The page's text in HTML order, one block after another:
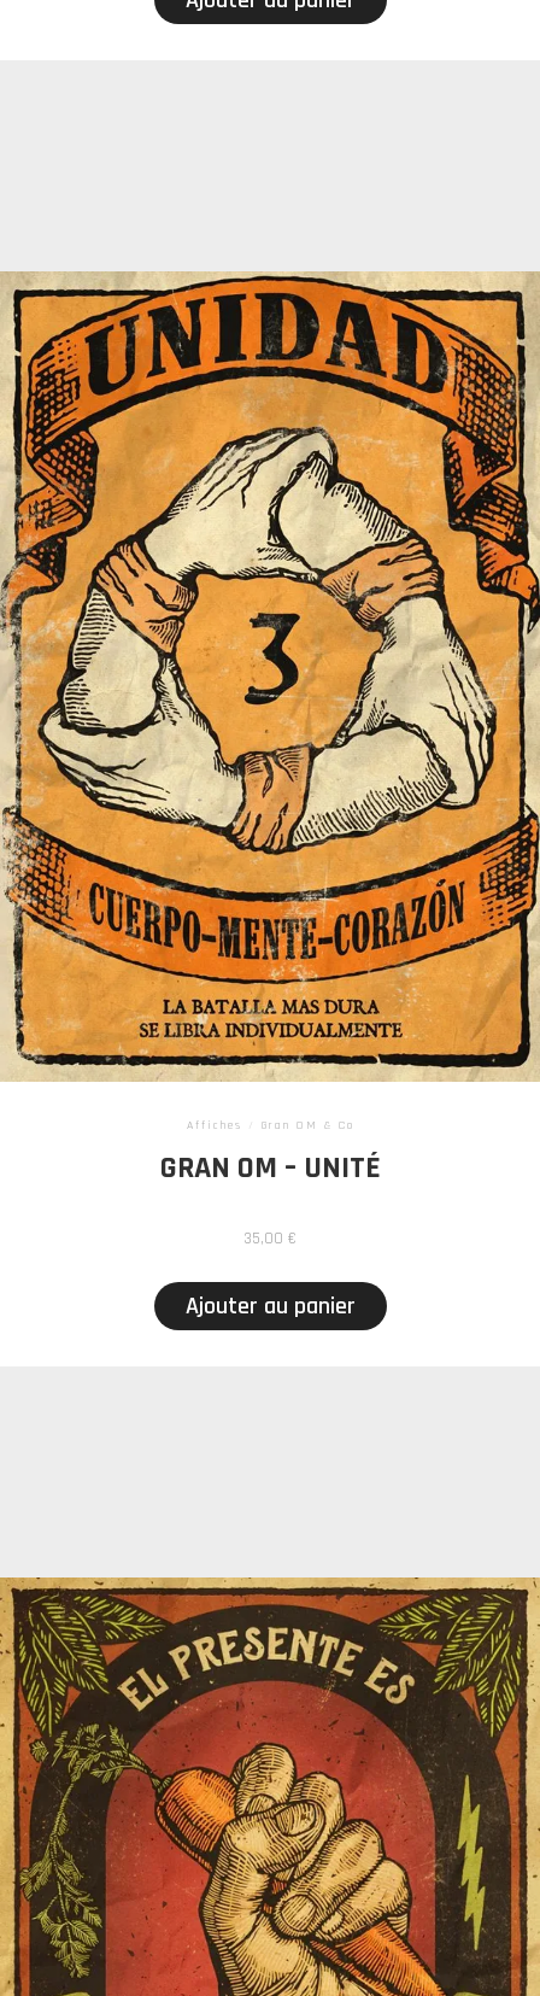
Affiches Gran OM & Co
GRAN OM – UNITÉ
35,00 €
Ajouter au panier